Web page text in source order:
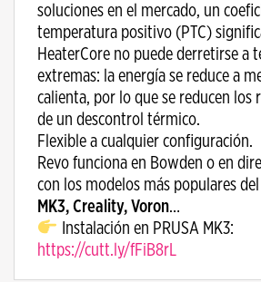
soluciones en el mercado, un
temperatura positivo (PTC)
HeaterCore no puede derretirse a
extremas: la energía se reduce a
calienta, por lo que se reducen los
de un descontrol térmico.
Flexible a cualquier configuración.
Revo funciona en Bowden o en
con los modelos más populares
MK3, Creality, Voron…
Instalación en PRUSA MK3:
https://cutt.ly/fFiB8rL